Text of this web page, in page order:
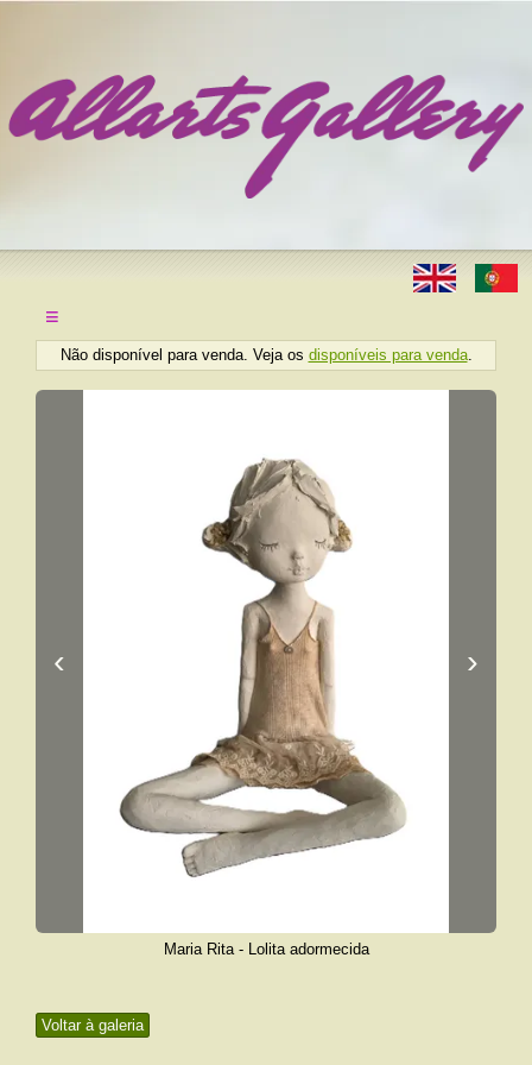
≡
Voltar à galeria
Não disponível para venda. Veja os disponíveis para venda.
‹ ›
Maria Rita - Lolita adormecida